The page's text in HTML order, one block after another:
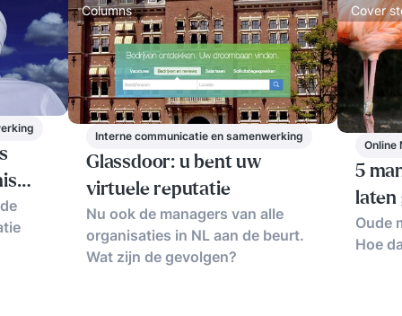
Columns
Interne communicatie en samenwerking
Glassdoor: u bent uw
virtuele reputatie
Nu ook de managers van alle
organisaties in NL aan de beurt.
Wat zijn de gevolgen?
Cover
Online
5
laten
Oude
Hoe